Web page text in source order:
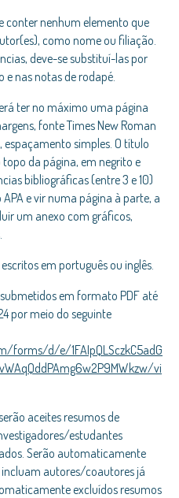
conter nenhum elemento que
como nome ou filiação.
deve-se substituí-las por
e nas notas de rodapé.
ter no máximo uma página
fonte Times New Roman
simples. O título
da página, em negrito e
bibliográficas (entre 3 e 10)
e vir numa página à parte, a
um anexo com gráficos,
em português ou inglês.
em formato PDF até
por meio do seguinte
forms/d/e/1FAIpQLSczkC5adG
vi
aceites resumos de
estudantes
Serão automaticamente
autores/coautores já
excluídos resumos